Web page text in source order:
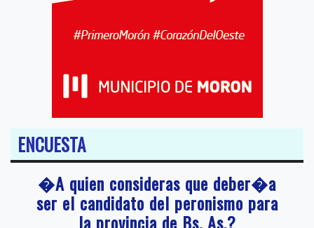
ENCUESTA
�A quien consideras que deber�a
ser el candidato del peronismo para
la provincia de Bs. As.?